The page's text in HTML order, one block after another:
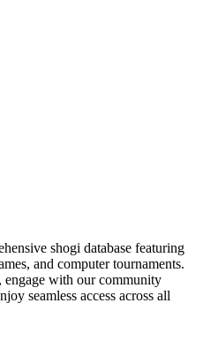
shogi database featuring
and computer tournaments.
engage with our community
seamless access across all